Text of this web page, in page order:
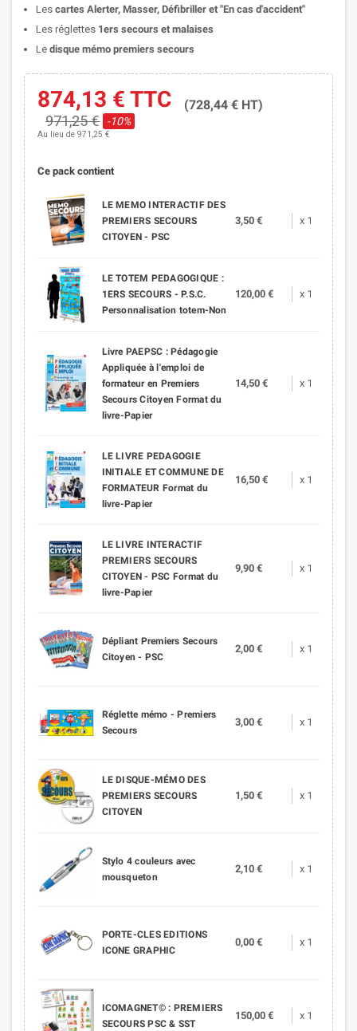
Les cartes Alerter, Masser, Défibriller et "En cas d'accident"
Les réglettes 1ers secours et malaises
Le disque mémo premiers secours
874,13 € TTC (728,44 € HT)
971,25 € -10%
Au lieu de 971,25 €
Ce pack contient
LE MEMO INTERACTIF DES
PREMIERS SECOURS
CITOYEN - PSC
3,50 € x 1
LE TOTEM PEDAGOGIQUE :
1ERS SECOURS - P.S.C.
Personnalisation totem-Non
120,00 € x 1
Livre PAEPSC : Pédagogie
Appliquée à l'emploi de
formateur en Premiers
Secours Citoyen Format du
livre-Papier
14,50 € x 1
LE LIVRE PEDAGOGIE
INITIALE ET COMMUNE DE
FORMATEUR Format du
livre-Papier
16,50 € x 1
LE LIVRE INTERACTIF
PREMIERS SECOURS
CITOYEN - PSC Format du
livre-Papier
9,90 € x 1
Dépliant Premiers Secours
Citoyen - PSC
2,00 € x 1
Réglette mémo - Premiers
Secours
3,00 € x 1
LE DISQUE-MÉMO DES
PREMIERS SECOURS
CITOYEN
1,50 € x 1
Stylo 4 couleurs avec
mousqueton
2,10 € x 1
PORTE-CLES EDITIONS
ICONE GRAPHIC
0,00 € x 1
ICOMAGNET© : PREMIERS
SECOURS PSC & SST
150,00 € x 1